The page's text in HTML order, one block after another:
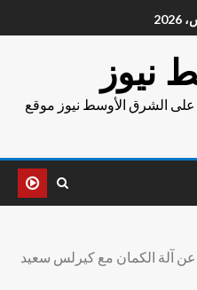
نيوز
على الشرق الأوسط نيوز موقع
آلة الكمان مع كيرلس سعيد